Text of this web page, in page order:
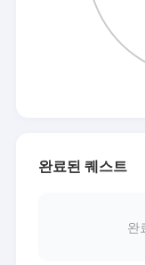
완료된 퀘스트
완